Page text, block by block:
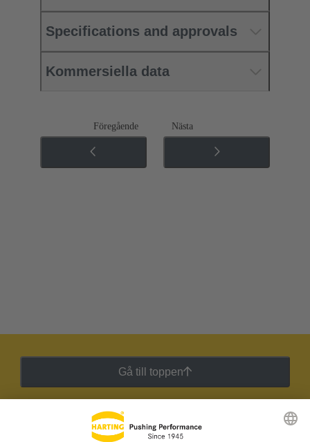
Specifications and approvals
Kommersiella data
Föregående Nästa
Gå till toppen
HARTING:s nyhetsbrev